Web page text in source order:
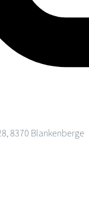
8370 Blankenberge